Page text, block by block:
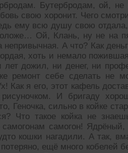
Бутербродам, ой, не
свою хоронит. Чего
ему всю душу свою
Ой, Клань, ну не на
А что? Как
хоть и немало
лет дожил, ни денег, ни
себе сделать не
я его, этот кафель
И бригаду
Геночка, сильно в койке
Что такое койка не
самогон! Ядрёный,
кошки нагадили. А так,
ещё много кобелей